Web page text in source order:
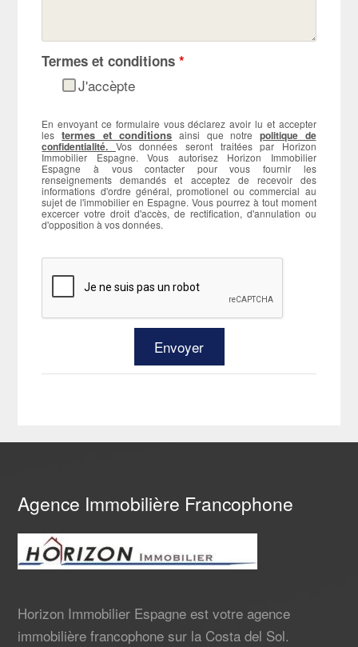
Termes et conditions*
J'accèpte
En envoyant ce formulaire vous déclarez avoir lu et accepter
lestermes et conditions ainsi que notre politique de
confidentialité. Vos données seront traitées par Horizon
Immobilier Espagne. Vous autorisez Horizon Immobilier
Espagne à vous contacter pour vous fournir les
renseignements demandés et acceptez de recevoir des
informations d'ordre général, promotionel ou commercial au
sujet de l'immobilier en Espagne. Vous pourrez à tout moment
excercer votre droit d'accès, de rectification, d'annulation ou
d'opposition à vos données.
Agence Immobilière Francophone
Horizon Immobilier Espagne est votre agence
immobilière francophone sur la Costa del Sol.